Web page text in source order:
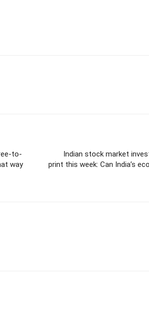
to-
way
Indian stock market
print this week: Can India’s